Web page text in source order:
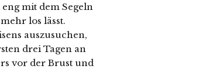
mit dem Segeln
los lässt.
auszusuchen,
drei Tagen an
vor der Brust und